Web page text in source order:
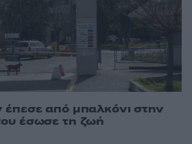
έπεσε από μπαλκόνι στην
έσωσε τη ζωή